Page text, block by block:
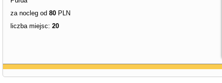
za nocleg od 80 PLN
liczba miejsc: 20